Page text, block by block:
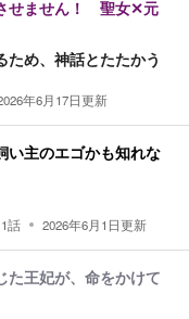
せません！ 聖女✕元
ため、神話とたたかう
年6月17日更新
い主のエゴかも知れな
1話 2026年6月1日更新
た王妃が、命をかけて